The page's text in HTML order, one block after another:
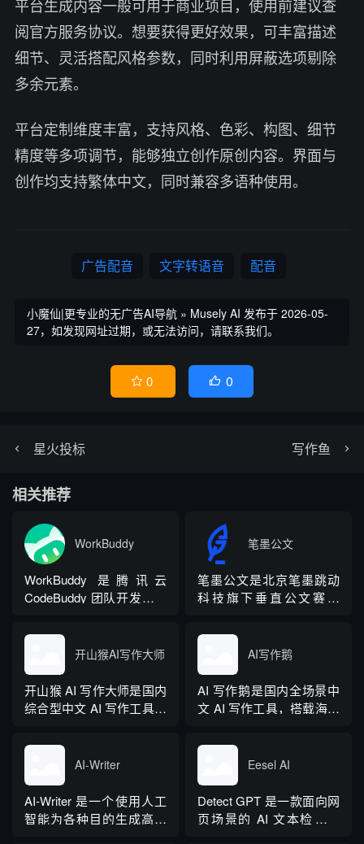
平台生成内容一般可用于商业项目，使用前建议查
阅官方服务协议。想要获得更好效果，可丰富描述
细节、灵活搭配风格参数，同时利用屏蔽选项剔除
多余元素。
平台定制维度丰富，支持风格、色彩、构图、细节
精度等多项调节，能够独立创作原创内容。界面与
创作均支持繁体中文，同时兼容多语种使用。
广告配音 文字转语音 配音
小魔仙|更专业的无广告AI导航 » Musely AI 发布于 2026-05-
27，如发现网址过期，或无法访问，请联系我们。
 0  0
星火投标 写作鱼
相关推荐
WorkBuddy
WorkBuddy 是腾讯云
CodeBuddy 团队开发的全
作台，2026 年 3 月正式上
线，6 月推出企业版抖音
百科。区别于普通对话式
AI，它是可以直接操作电
脑本地授权文件的 AI 助
笔墨公文
笔墨公文是北京笔墨跳动
科技旗下垂直公文赛道
制公文专业场景，依托海
量标准公文语料训练专属
大模型。平台整合 AI 公文
生成、全维度智能校对、
范文库、实时更新素材
撰写、文稿合...
开山猴AI写作大师
开山猴 AI 写作大师是国内
综合型中文 AI 写作工具，
方法论与自研大模型算
法，大幅降低 AI 使用门
槛，无需专业提示词技巧
即可产出高质量文稿。平
台覆盖 20 余个行业领域、
AI写作鹅
AI 写作鹅是国内全场景中
文 AI 写作工具，搭载海量
公文、学术论文、电商短
视频、新媒体、文学创
作、多行业策划等上百类
场景，集成伪原创改写、
图生文、多语言翻译、
AI-Writer
AI-Writer 是一个使用人工
智能为各种目的生成高质
Eesel AI
Detect GPT 是一款面向网
页场景的 AI 文本检测工